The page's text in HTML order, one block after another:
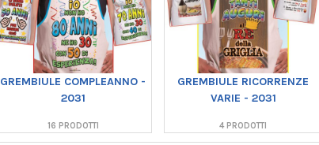
GREMBIULE COMPLEANNO -
2031
16 PRODOTTI
GREMBIULE RICORRENZE
VARIE - 2031
4 PRODOTTI